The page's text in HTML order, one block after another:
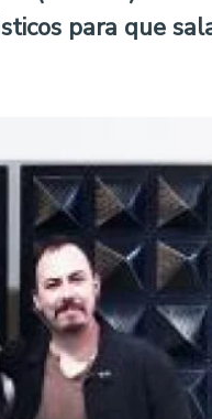
para que